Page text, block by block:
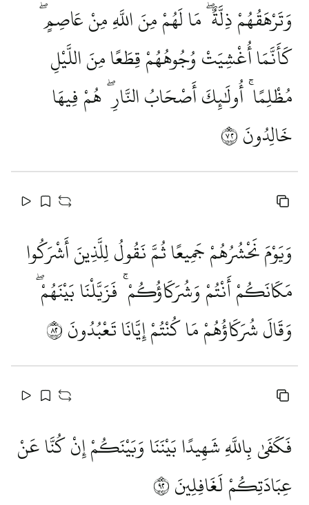
وَتَرْهَقُهُمْ ذِلَّةٌ ۖ مَا لَهُمْ مِنَ اللَّهِ مِنْ عَاصِمٍ ۖ
كَأَنَّمَا أُغْشِيَتْ وُجُوهُهُمْ قِطَعًا مِنَ اللَّيْلِ
مُظْلِمًا ۚ أُولَٰئِكَ أَصْحَابُ النَّارِ ۖ هُمْ فِيهَا
خَالِدُونَ٢٧
وَيَوْمَ نَحْشُرُهُمْ جَمِيعًا ثُمَّ نَقُولُ لِلَّذِينَ أَشْرَكُوا
مَكَانَكُمْ أَنْتُمْ وَشُرَكَاؤُكُمْ ۚ فَزَيَّلْنَا بَيْنَهُمْ ۖ
وَقَالَ شُرَكَاؤُهُمْ مَا كُنْتُمْ إِيَّانَا تَعْبُدُونَ٢٨
فَكَفَىٰ بِاللَّهِ شَهِيدًا بَيْنَنَا وَبَيْنَكُمْ إِنْ كُنَّا عَنْ
عِبَادَتِكُمْ لَغَافِلِينَ٢٩